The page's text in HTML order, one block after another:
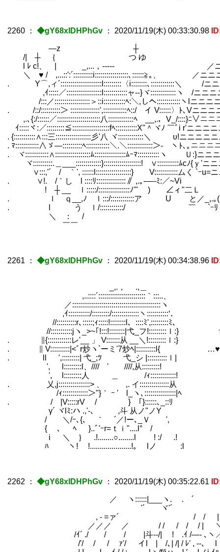
2260 ： ◆gY68xIDHPhGv ： 2020/11/19(木) 00:33:30.98
―z ┼
/| ┼ ｛ つ ゆ
l ﾚ c!、 | _,...，----- ／ニ
＼ ♥ / ,...::':´::::::::::i:::::::::::::::::､::::::≧｡、 ／ニニ
. Y⌒,ィ´:::::::::::::::::::::l:::::::::〈i::::::::､::::::::::::＼ /ニニ
,ｲ:::::／::::::::::::::::::l::::::::::::ャ‐-}ヾ:::::::::::::ヽ /ニニニ
/:::／::::::::::::::::::＞::i:::::::::::ﾍ:＼,しへ::::::::::::ヽlニニニ
. /::/::::::::::＞ :::::::::::::::',::::::::::::ﾍ::/ イ V::::::〉ﾄ､Vニニニ
,.､{:/::::::／::::::::::::::::::::::八:::::::::::::ﾍ __,.，V_/::::}ﾆ∨ニニ
ｲ:::::ヾ:／:::::::::≦:::::::::::::::::::fﾍ:::::::::::Χ"＾ヾﾉ ￣ﾞi r'ニニニニ
. {:::::::::::∧:::三::::::::::::::::::彡'八 ヾ:::::::::::::＼ υ!ニニニニニ
. ﾏ::::::::::::∧ゞ―::::::::::ﾍ::::::::::::＼.＼:::::::::::::＞‐ ヽﾄ､｡ニニニ
. ヾ::::::::::::∧::::::::::::::::::ﾑ::::::::::::::::ﾑｰﾏ:::::::::::ヽ Ｕ:}ニニ
ヾ::::::::::.＿___:::::::::::::}:::::::::::::::::::! ∨:::::::::::ﾑcﾉ{ｙ'ニニ
∨:::,'´ / ｀', ::::::l::::::::::::::::::} V::::::::::::ムく `ｰu=ニ
. ∨!. /｀し l ::::ﾘ:::::::::::::::∥ ,.｡-―-ﾐ:／~Vi
! ┼ __ ｌ:::::/::::::::::::::::ﾉ'" ) ∠ィ"二Ｌ
. ｌ ｑ__,ﾉ ｌ:::/::::::::::::ア U と／_,.｡(`
. l う ｌ/::::::::::::/ ￣ `ｰﾘ
＼ ： /
￣￣
2261 ： ◆gY68xIDHPhGv ： 2020/11/19(木) 00:34:38.96
_,.， .,＿
,..::::´::::::::::::::::::::::::｀:::..、
／:::::::::::::::::::::::::::::::::::::::::::::ヽ
,ｲ:::::::::::/:::::::::/::::::::::::::ヽ:::::::::::‘．
//::::::::::r､:::::;ｨ:::::!::::::::l、::::ﾐ',:::::::::ﾐ､
//:::::::::::jヽ_>~｢!:::!::::::::|弋_フ!:::::::::ｌ:}
. ∥{::::::::::::レ'__ 」 V:::::::从 __＼!:::::::::ｌ:}
. ∥ V::::::::::|<ﾞr炒ヽ`ーミ'7炒ﾍ|::::::::::l{ …♥ ……寝
. ll ',:::::::::| 弋_;ﾂ 弋_シ |::::::::::ｌ|
', l:::::::::l、//// ' ////,从:::::::::!
', l:::::::::人 ＿ /ｨ:::::::::::::! や
. 乂,j::::::::::::::::> 、 ,. イ:::::::::::::::从
/ｨ:::::::::::::＞"}｀ ｰ ' l_ヽ､::::::::::::::::|ﾍ
. / |V:::::rV / } ｢}::::::､_::ﾘ
γ´ ヾlﾐ:ハ .,'-､ ,斗 从ノ"ノY やら
/ ＼/ｰ､{､ ｀ ´／!ー､_Ｖ ',
{ 、 ﾍ }..ﾞ'ｰr=ｔｉ"....l° /
i ＼ ｝ .!........○........l ! :/ .!
ﾊ ヽ! !.....................!｡ lノ :l
2262 ： ◆gY68xIDHPhGv ： 2020/11/19(木) 00:35:22.61
／ ヽ::::::|___ヽ. . ´ ｀
ゝ'´ ヾ'´ ┐ ＼ /
, - =ァ´ / / |＿ ｌ::::::
／／／ ／ / / / / / | ＼-― 7､K.´
/ｲ´ ./ / / |斗--/| ! .ｲ /―- ､ヽ
/'/ / / ｧ'/ イl | /､| /| / ﾚ' , --､ l /